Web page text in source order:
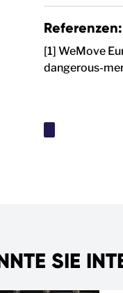
Referenzen:
[1] WeMove
dangerous-
SIE